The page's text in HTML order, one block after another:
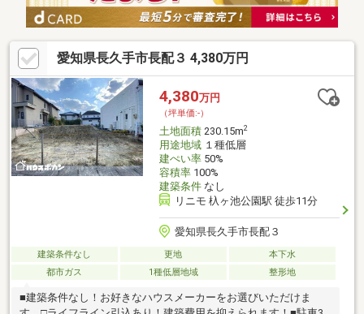
愛知県長久手市長配３ 4,380万円
4,380万円
（坪単価:-）
土地面積230.15m2
用途地域１種低層
建ぺい率50%
容積率100%
建築条件なし
リニモ 杁ヶ池公園駅 徒歩11分
愛知県長久手市長配３
建築条件なし 更地
本下水
都市ガス
1種低層地域 整形地
■建築条件なし！お好きなハウスメーカーをお選びいただけま